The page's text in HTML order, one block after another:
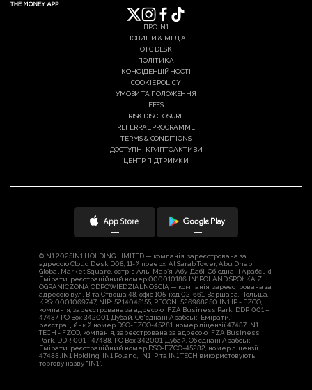
ПРО IN1
НОВИНИ & МЕДІА
OTC DESK
ПОЛІТИКА
КОНФІДЕНЦІЙНОСТІ
COOKIE POLICY
УМОВИ ТА ПОЛОЖЕННЯ
FEES
RISK DISCLOSURE
REFERRAL PROGRAMME
TERMS & CONDITIONS
ДОСТУПНІ КРИПТОАКТИВИ
ЦЕНТР ПІДТРИМКИ
©IN1 2025IN1 HOLDING LIMITED — компанія, зареєстрована за
адресою Cloud Desk D08, 11-й поверх, Al Sarab Tower, Abu Dhabi
Global Market Square, острів Аль-Марʼя, Абу-Дабі, Об‘єднані Арабські
Емірати, реєстраційний номер 000010186. IN1POLAND SPÓŁKA Z
OGRANICZONĄ ODPOWIEDZIALNOŚCIĄ — компанія, зареєстрована за
адресою вул. Віта Ствоша 48, офіс 105, код 02-661, Варшава, Польща,
KRS: 0001069747, NIP: 5214045155, REGON: 526968250. IN1 IP - FZCO,
компанія, зареєстрована за адресою IFZA Business Park, DDP, 001 –
47487, PO Box 342001, Дубай, Об‘єднані Арабські Емірати,
реєстраційний номер DSO-FZCO-45281, номер ліцензії 47487. IN1
TECH - FZCO, компанія, зареєстрована за адресою IFZA Business
Park, DDP, 001 - 47488, PO Box 342001, Дубай, Об’єднані Арабські
Емірати, реєстраційний номер DSO-FZCO-45282, номер ліцензії
47488. IN1 Holding, IN1 Poland, IN1 IP та IN1 TECH використовують
торгову назву “IN1”.